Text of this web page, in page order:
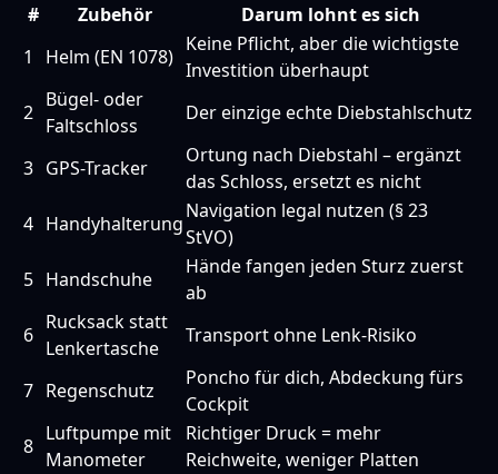
#
Zubehör
Darum lohnt es sich
1
Helm (EN 1078)
Keine Pflicht, aber die wichtigste
Investition überhaupt
2
Bügel- oder
Faltschloss
Der einzige echte Diebstahlschutz
3 GPS-Tracker
Ortung nach Diebstahl – ergänzt
das Schloss, ersetzt es nicht
4 Handyhalterung
Navigation legal nutzen (§ 23
StVO)
5 Handschuhe
Hände fangen jeden Sturz zuerst
ab
6
Rucksack statt
Lenkertasche
Transport ohne Lenk-Risiko
7 Regenschutz
Poncho für dich, Abdeckung fürs
Cockpit
8
Luftpumpe mit
Manometer
Richtiger Druck = mehr
Reichweite, weniger Platten